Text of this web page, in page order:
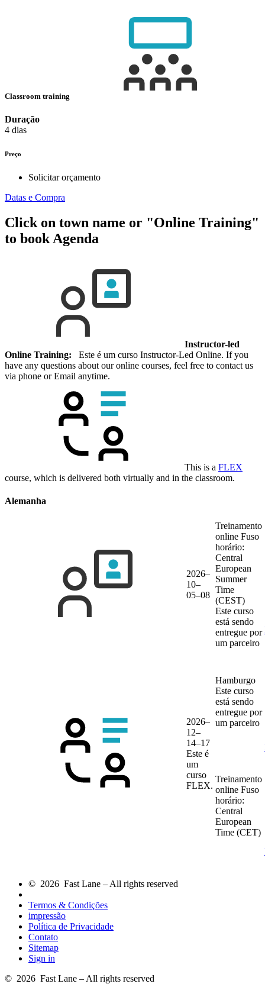
Classroom training
Duração
4 dias
Preço
Solicitar orçamento
Datas e Compra
Click on town name or "Online Training"
to book Agenda
Instructor-led
Online Training: Este é um curso Instructor-Led Online. If you
have any questions about our online courses, feel free to contact us
via phone or Email anytime.
This is a FLEX
course, which is delivered both virtually and in the classroom.
Alemanha
2026–
10–
05–08
Treinamento
online Fuso
horário:
Central
European
Summer
Time
(CEST)
Este curso
está sendo
entregue por
um parceiro
2026–
12–
14–17
Este é
um
curso
FLEX.
Hamburgo
Este curso
está sendo
entregue por
um parceiro
Treinamento
online Fuso
horário:
Central
European
Time (CET)
© 2026 Fast Lane – All rights reserved
Termos & Condições
impressão
Política de Privacidade
Contato
Sitemap
Sign in
© 2026 Fast Lane – All rights reserved